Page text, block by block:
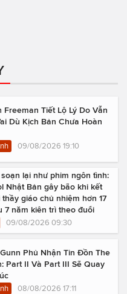
Freeman Tiết Lộ Lý Do Vẫn
Dù Kịch Bản Chưa Hoàn
09/08/2026 19:10
lại như phim ngôn tình:
Nhật Bản gây bão khi kết
thầy giáo chủ nhiệm hơn 17
7 năm kiên trì theo đuổi
09/08/2026 09:30
Phủ Nhận Tin Đồn The
Part II Và Part III Sẽ Quay
08/08/2026 17:11